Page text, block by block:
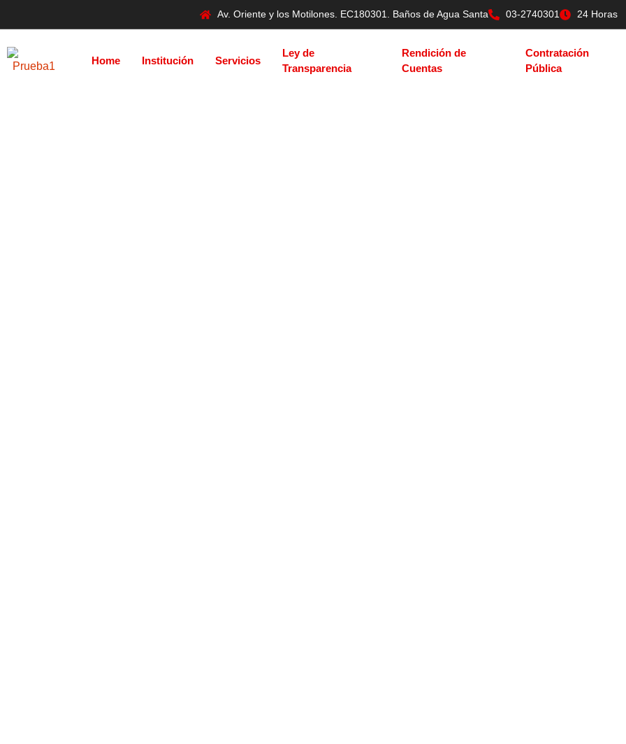
Av. Oriente y los Motilones. EC180301. Baños de Agua Santa 03-2740301 24 Horas
Home Institución Servicios
Ley de
Transparencia
Rendición de
Cuentas
Contratación
Pública